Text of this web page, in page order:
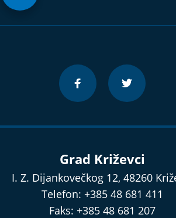
Grad Križevci
I. Z. Dijankovečkog 12, 48260
Telefon: +385 48 681 411
Faks: +385 48 681 207